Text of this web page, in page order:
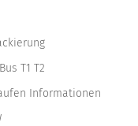
T1 T2
Informationen